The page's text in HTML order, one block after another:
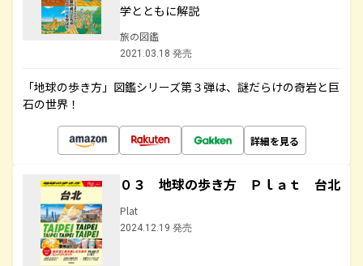
学とともに解説
旅の図鑑
2021.03.18 発売
「地球の歩き方」図鑑シリーズ第３弾は、謎だらけの奇岩と巨
石の世界！
詳細を見る
０３ 地球の歩き方 Ｐｌａｔ 台北
Plat
2024.12.19 発売